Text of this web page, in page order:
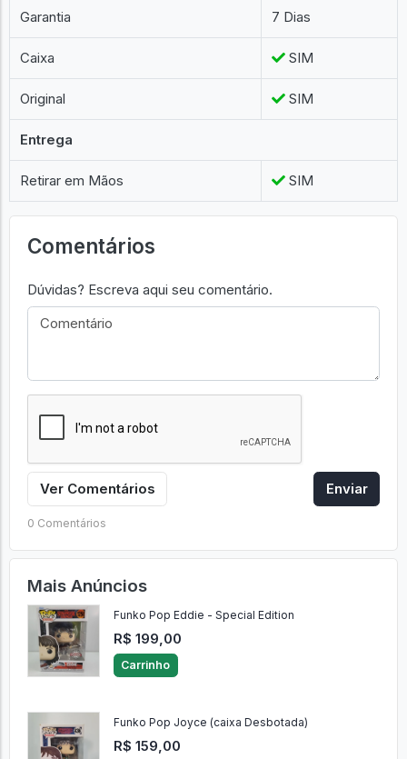
Garantia 7 Dias
Caixa SIM
Original SIM
Entrega
Retirar em Mãos SIM
Comentários
Dúvidas? Escreva aqui seu comentário.
Ver Comentários Enviar
0 Comentários
Mais Anúncios
Funko Pop Eddie - Special Edition
R$ 199,00
Carrinho
Funko Pop Joyce (caixa Desbotada)
R$ 159,00